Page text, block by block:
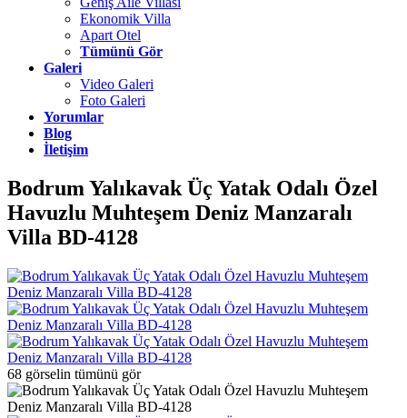
Ekonomik Villa
Apart Otel
Tümünü Gör
Galeri
Video Galeri
Foto Galeri
Yorumlar
Blog
İletişim
Bodrum Yalıkavak Üç Yatak Odalı Özel
Havuzlu Muhteşem Deniz Manzaralı
Villa BD-4128
68 görselin tümünü gör